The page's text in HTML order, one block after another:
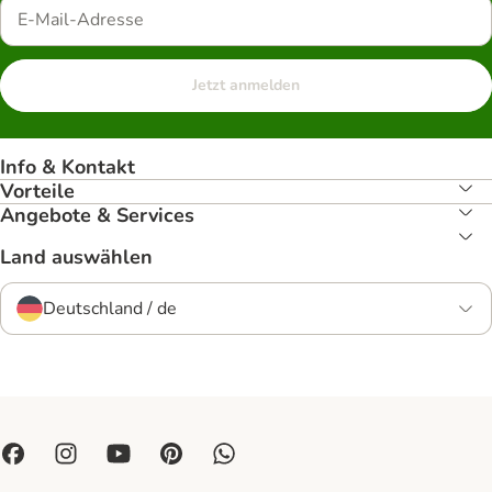
Jetzt anmelden
Info & Kontakt
Vorteile
Angebote & Services
Land auswählen
Deutschland / de